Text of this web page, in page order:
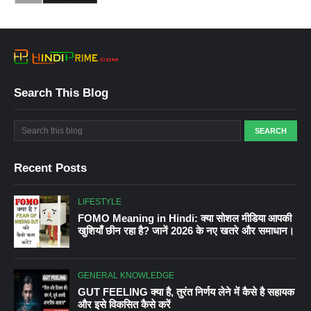
Search This Blog
Recent Posts
LIFESTYLE
FOMO Meaning in Hindi: क्या सोशल मीडिया आपकी
खुशियाँ छीन रहा है? जानें 2026 के नए खतरे और समाधान।
GENERAL KNOWLEDGE
GUT FEELING क्या है, तुरंत निर्णय लेने में कैसे है सहायक
और इसे विकसित कैसे करें